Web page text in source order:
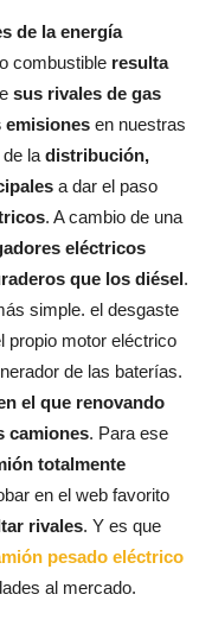
de la energía
combustible resulta
sus rivales de gas
emisiones en nuestras
de ladistribución,
a dar el paso
. A cambio de una
eléctricos
que los diésel .
simple. el desgaste
propio motor eléctrico
de las baterías.
el que renovando
camiones. Para ese
totalmente
en el web favorito
rivales. Y es que
pesado eléctrico
al mercado.